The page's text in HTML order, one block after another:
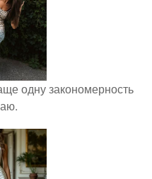
одну закономерность